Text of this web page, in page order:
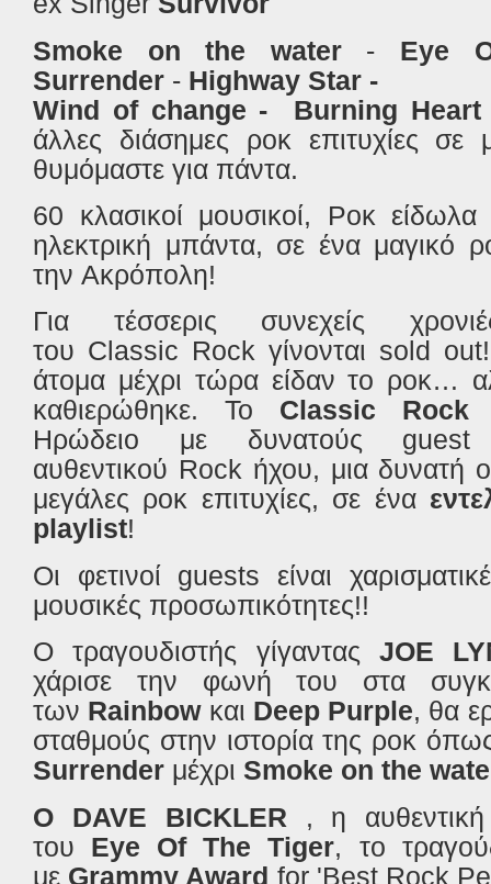
Smoke on the water - Eye
Surrender - Highway Star -
Wind of change - Burning Heart
άλλες διάσημες ροκ επιτυχίες
θυμόμαστε για πάντα.
60 κλασικοί μουσικοί, Ροκ είδωλα
ηλεκτρική μπάντα, σε ένα μαγικό
την Ακρόπολη!
Για τέσσερις συνεχείς
του Classic Rock γίνονται sold
άτομα μέχρι τώρα είδαν το ροκ…
καθιερώθηκε. Το Classic Rock
Ηρώδειο με δυνατούς guest
αυθεντικού Rock ήχου, μια δυνατή
μεγάλες ροκ επιτυχίες, σε ένα
playlist!
Οι φετινοί guests είναι
μουσικές προσωπικότητες!!
Ο τραγουδιστής γίγαντας JOE
χάρισε την φωνή του στα
των Rainbow και Deep Purple, θα
σταθμούς στην ιστορία της ροκ
Surrender μέχρι Smoke on the
O DAVE BICKLER , η
του Eye Of The Tiger, το
με Grammy Award for 'Best Rock